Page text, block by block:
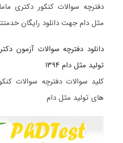
دفترچه سوالات کنکور دکتری
مثل دام جهت دانلود رایگان
دانلود دفترچه سوالات آزمون
تولید مثل دام ۱۳۹۴
کلید سوالات دفترچه سوالات
های تولید مثل دام